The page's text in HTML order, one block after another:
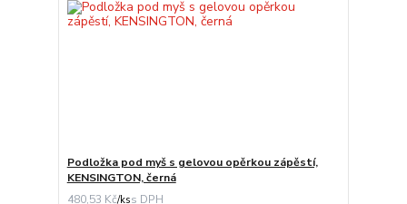
Podložka pod myš s gelovou opěrkou zápěstí,
KENSINGTON, černá
480,53 Kč/ks